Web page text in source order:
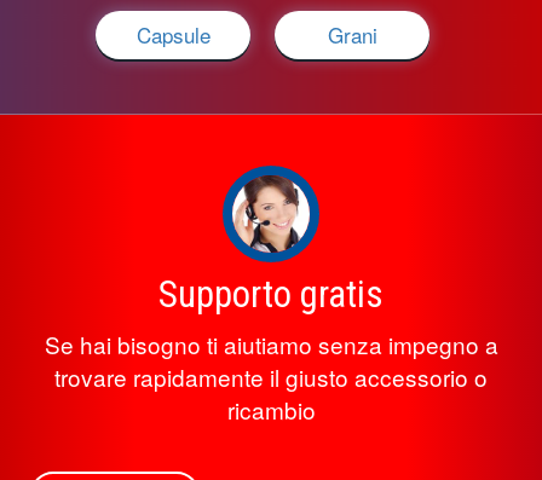
Capsule Grani
Supporto gratis
Se hai bisogno ti aiutiamo senza impegno a
trovare rapidamente il giusto accessorio o
ricambio